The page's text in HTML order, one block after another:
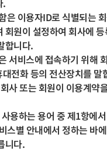
.
은 이용자ID로 식별되는
회원이 설정하여 회사에
합니다.
서비스에 접속하기 위해
전화 등의 전산장치를 말
사 또는 회원이 이용계약
용하는 용어 중 제1항에
스별 안내에서 정하는 바
니다.